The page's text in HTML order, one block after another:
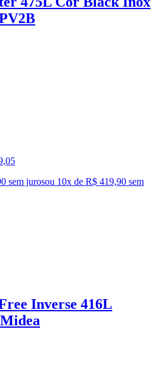
,05
sem jurosou 10x de R$ 419,90 sem
Inverse 416L